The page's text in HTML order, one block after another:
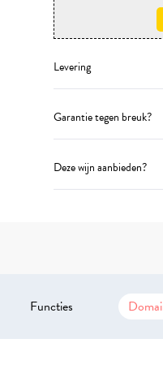
Levering
Garantie tegen breuk?
Deze wijn aanbieden?
Functies